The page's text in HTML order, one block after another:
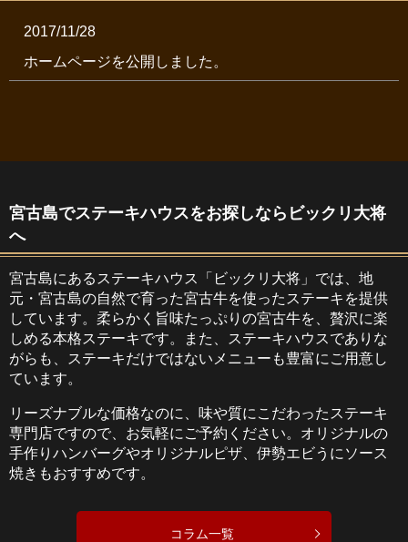
2017/11/28
ホームページを公開しました。
宮古島でステーキハウスをお探しならビックリ大将
へ
宮古島にあるステーキハウス「ビックリ大将」では、地
元・宮古島の自然で育った宮古牛を使ったステーキを提供
しています。柔らかく旨味たっぷりの宮古牛を、贅沢に楽
しめる本格ステーキです。また、ステーキハウスでありな
がらも、ステーキだけではないメニューも豊富にご用意し
ています。
リーズナブルな価格なのに、味や質にこだわったステーキ
専門店ですので、お気軽にご予約ください。オリジナルの
手作りハンバーグやオリジナルピザ、伊勢エビうにソース
焼きもおすすめです。
コラム一覧